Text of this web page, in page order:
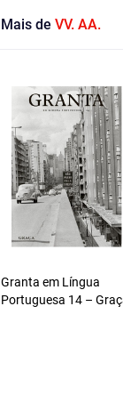
Mais de VV. AA.
Granta em Língua
Portuguesa 14 –